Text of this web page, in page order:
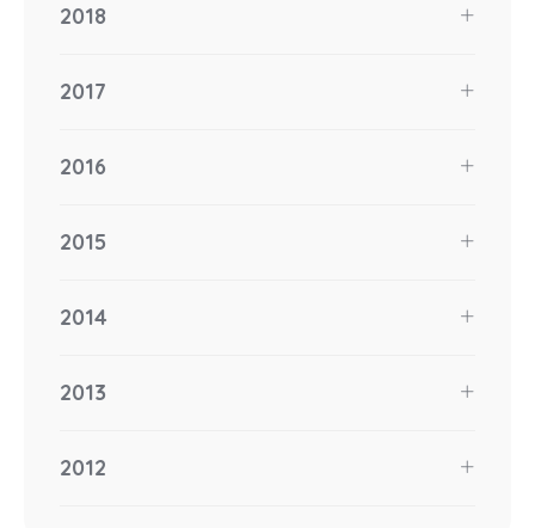
2018
2017
2016
2015
2014
2013
2012